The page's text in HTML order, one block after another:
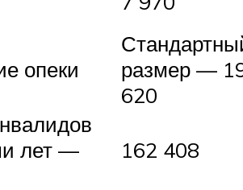
опеки
размер —
620
лет —
162 408